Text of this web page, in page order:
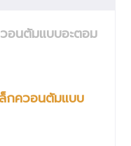
อนตัมแบบอะตอม
กควอนตัมแบบ